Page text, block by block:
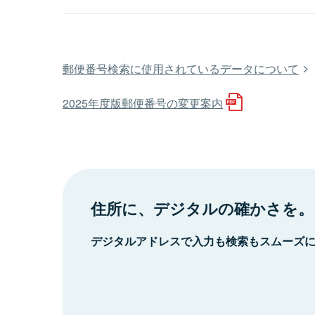
郵便番号検索に使用されているデータについて
2025年度版郵便番号の変更案内
住所に、デジタルの確かさを。
デジタルアドレスで入力も検索もスムーズ